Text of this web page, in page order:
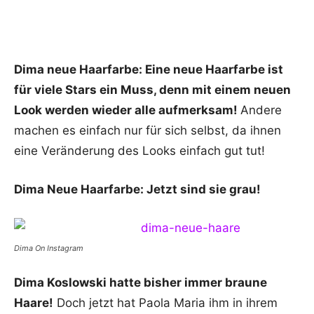
Dima neue Haarfarbe: Eine neue Haarfarbe ist
für viele Stars ein Muss, denn mit einem neuen
Look werden wieder alle aufmerksam! Andere
machen es einfach nur für sich selbst, da ihnen
eine Veränderung des Looks einfach gut tut!
Dima Neue Haarfarbe: Jetzt sind sie grau!
Dima On Instagram
Dima Koslowski hatte bisher immer braune
Haare! Doch jetzt hat Paola Maria ihm in ihrem